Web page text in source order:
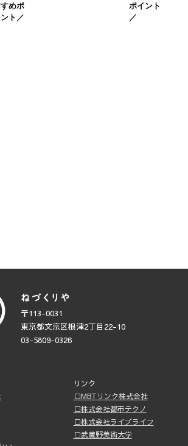
めポ
ト／
ポイント
／
〒113-0031
東京都文京区根津2丁目22-10
03-5809-0326
リンク
□MBTリンク株式会社
□株式会社都市テクノ
□株式会社ライブライフ
□武蔵野美術大学